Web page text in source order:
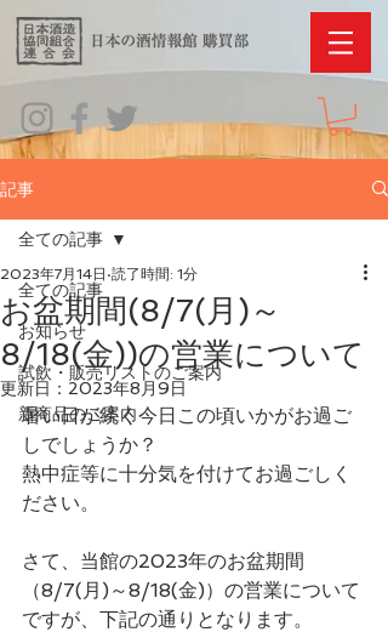
記事
全ての記事
お知らせ
試飲・販売リストのご案内
新商品のご案内
全ての記事
お盆期間(8/7(月)～
8/18(金))の営業について
2023年7月14日 読了時間: 1分
更新日： 2023年8月9日
暑い日が続く今日この頃いかがお過ご
しでしょうか？
熱中症等に十分気を付けてお過ごしく
ださい。
さて、当館の2023年のお盆期間
（8/7(月)～8/18(金)）の営業について
ですが、下記の通りとなります。